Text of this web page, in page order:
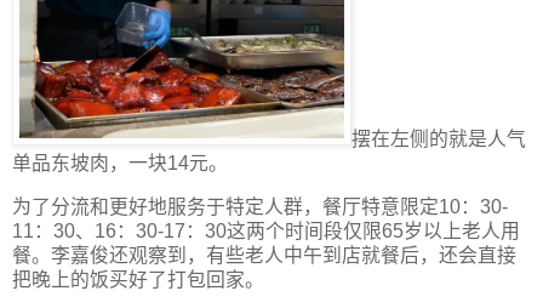
摆在左侧的就是人气
单品东坡肉，一块14元。
为了分流和更好地服务于特定人群，餐厅特意限定10：30-
11：30、16：30-17：30这两个时间段仅限65岁以上老人用
餐。李嘉俊还观察到，有些老人中午到店就餐后，还会直接
把晚上的饭买好了打包回家。